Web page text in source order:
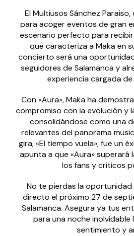
El Multiusos Sánchez
para acoger eventos de gran
escenario perfecto para
que caracteriza a Maka en
concierto será una
seguidores de Salamanca y
experiencia cargada
Con «Aura», Maka ha
compromiso con la evolución y
consolidándose como una
relevantes del panorama
gira, «El tiempo vuela», fue un
apunta a que «Aura» superará
los fans y críticos
No te pierdas la oportunidad
directo el próximo 27 de
Salamanca. Asegura ya tus
para una noche inolvidable
sentimiento y